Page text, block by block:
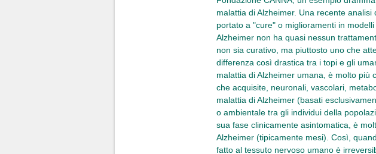
malattia di Alzheimer. Una recente
portato a "cure" o miglioramenti in
Alzheimer non ha quasi nessun
non sia curativo, ma piuttosto uno che
differenza così drastica tra i topi e gli
malattia di Alzheimer umana, è molto
che acquisite, neuronali, vascolari,
malattia di Alzheimer (basati
o ambientale tra gli individui della
sua fase clinicamente asintomatica, è
Alzheimer (tipicamente mesi). Così,
fatto al tessuto nervoso umano è